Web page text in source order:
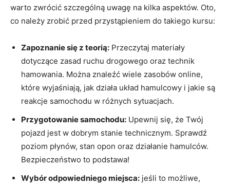
warto zwrócić szczególną uwagę na kilka ⁣aspektów. Oto,
co należy zrobić‍ przed ​przystąpieniem do takiego‍ kursu:
Zapoznanie się z teorią: Przeczytaj materiały
dotyczące zasad ruchu drogowego oraz technik
hamowania. Można znaleźć wiele zasobów⁤ online,
które wyjaśniają, jak działa układ ⁤hamulcowy ⁣i jakie są
reakcje samochodu​ w ⁢różnych sytuacjach.
Przygotowanie samochodu: Upewnij się, że Twój
pojazd jest⁣ w dobrym stanie‌ technicznym.⁢ Sprawdź
poziom płynów, stan opon oraz ​działanie‌ hamulców.⁤
Bezpieczeństwo‍ to podstawa!
Wybór odpowiedniego miejsca: jeśli to‍ możliwe,